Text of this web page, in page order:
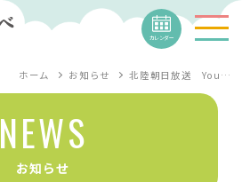
カレンダー
NEWS
お知らせ
ホーム お知らせ 北陸朝日放送 You…